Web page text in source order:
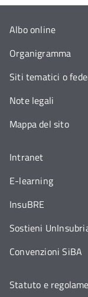
Albo online
Organigramma
Siti tematici o
Note legali
Mappa del sito
Intranet
E-learning
InsuBRE
Sostieni
Convenzioni SiBA
Statuto e